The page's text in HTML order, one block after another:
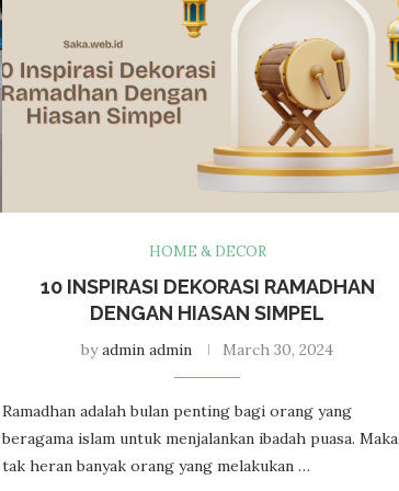
HOME & DECOR
10 INSPIRASI DEKORASI RAMADHAN
DENGAN HIASAN SIMPEL
byadmin admin March 30, 2024
Ramadhan adalah bulan penting bagi orang yang
beragama islam untuk menjalankan ibadah puasa. Maka
tak heran banyak orang yang melakukan …